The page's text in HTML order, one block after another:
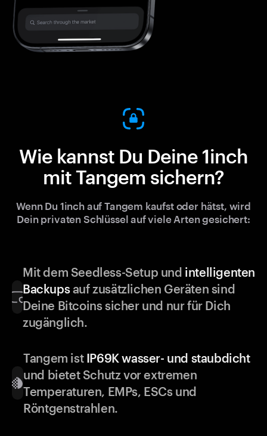
Wie kannst Du Deine 1inch
mit Tangem sichern?
Wenn Du 1inch auf Tangem kaufst oder hätst, wird
Dein privaten Schlüssel auf viele Arten gesichert:
Mit dem Seedless-Setup und intelligenten
Backupsauf zusätzlichen Geräten sind
Deine Bitcoins sicher und nur für Dich
zugänglich.
Tangem ist IP69K wasser- und staubdicht
und bietet Schutz vor extremen
Temperaturen, EMPs, ESCs und
Röntgenstrahlen.